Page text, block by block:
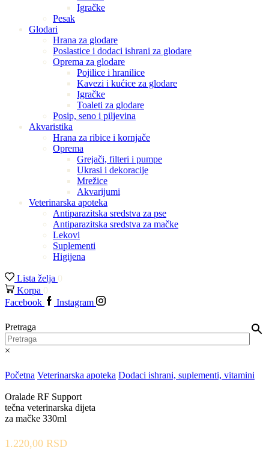
Igračke
Pesak
Glodari
Hrana za glodare
Poslastice i dodaci ishrani za glodare
Oprema za glodare
Pojilice i hranilice
Kavezi i kućice za glodare
Igračke
Toaleti za glodare
Posip, seno i piljevina
Akvaristika
Hrana za ribice i kornjače
Oprema
Grejači, filteri i pumpe
Ukrasi i dekoracije
Mrežice
Akvarijumi
Veterinarska apoteka
Antiparazitska sredstva za pse
Antiparazitska sredstva za mačke
Lekovi
Suplementi
Higijena
Lista želja 0
Korpa 0
Facebook
Instagram
Pretraga
×
Početna Veterinarska apoteka Dodaci ishrani, suplementi, vitamini
Oralade RF Support
tečna veterinarska dijeta
za mačke 330ml
1.220,00 RSD